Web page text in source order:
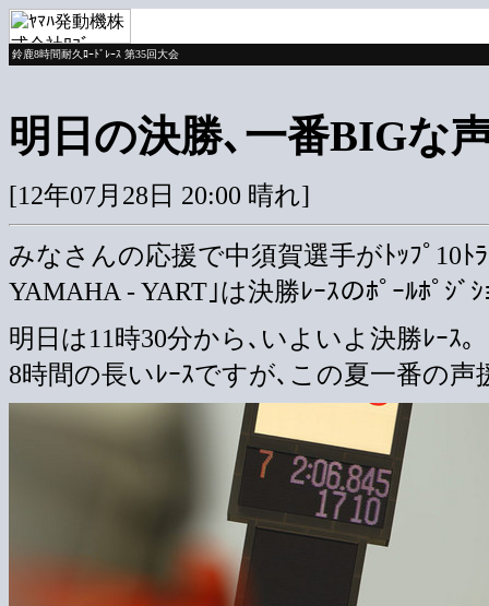
鈴鹿8時間耐久ﾛｰﾄﾞﾚｰｽ 第35回大会
明日の決勝､一番BIGな
[12年07月28日 20:00 晴れ]
みなさんの応援で中須賀選手がﾄｯﾌﾟ10ﾄ
YAMAHA - YART｣は決勝ﾚｰｽのﾎﾟｰﾙﾎﾟｼﾞ
明日は11時30分から､いよいよ決勝ﾚｰｽ｡
8時間の長いﾚｰｽですが､この夏一番の